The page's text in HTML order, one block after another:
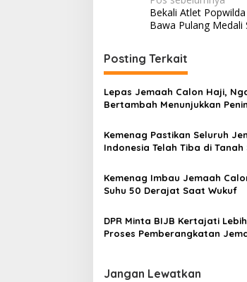
a
i
g
a
i
o
s
Bekali Atlet
Bawa Pulang Medali
Posting Terkait
Lepas Jemaah Calon Haji,
Bertambah Menunjukkan
Kemenag Pastikan Seluruh
Indonesia Telah Tiba di Tanah
Kemenag Imbau Jemaah
Suhu 50 Derajat Saat Wukuf
DPR Minta BIJB Kertajati
Proses Pemberangkatan
Jangan Lewatkan